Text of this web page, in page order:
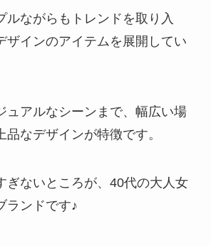
ルながらもトレンドを取り入
ザインのアイテムを展開してい
ュアルなシーンまで、幅広い場
品なデザインが特徴です。
ぎないところが、40代の大人女
ランドです♪